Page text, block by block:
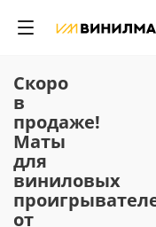
Скоро
в
продаже!
Маты
для
виниловых
от